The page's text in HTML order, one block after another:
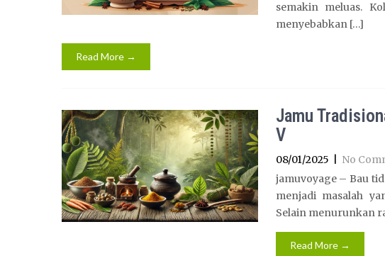
semakin meluas.
menyebabkan […]
Read More →
Jamu
V
08/01/2025 No
jamuvoyage – Bau
menjadi masalah
Selain menurunkan
Read More →